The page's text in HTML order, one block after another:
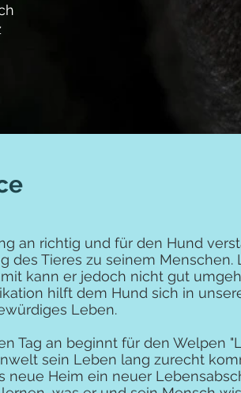
an richtig und für den Hund
des Tieres zu seinem
kann er jedoch nicht gut
hilft dem Hund sich in
Leben.
Tag an beginnt für den Welpen
sein Leben lang zurecht
neue Heim ein neuer